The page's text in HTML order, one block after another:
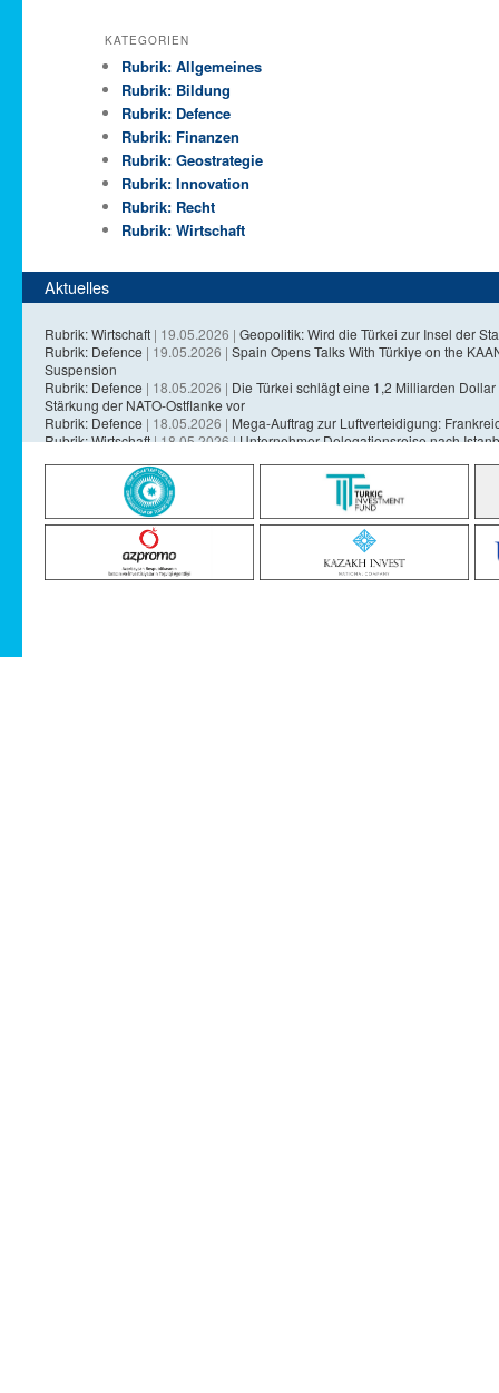
KATEGORIEN
Rubrik: Allgemeines
Rubrik: Bildung
Rubrik: Defence
Rubrik: Finanzen
Rubrik: Geostrategie
Rubrik: Innovation
Rubrik: Recht
Rubrik: Wirtschaft
Aktuelles
Rubrik: Wirtschaft | 19.05.2026 | Geopolitik: Wird die Türkei zur Insel der
Rubrik: Defence | 19.05.2026 | Spain Opens Talks With Türkiye on the
Suspension
Rubrik: Defence | 18.05.2026 | Die Türkei schlägt eine 1,2 Milliarden
Stärkung der NATO-Ostflanke vor
Rubrik: Defence | 18.05.2026 | Mega-Auftrag zur Luftverteidigung:
Rubrik: Wirtschaft| 18.05.2026 |Unternehmer-Delegationsreise nach